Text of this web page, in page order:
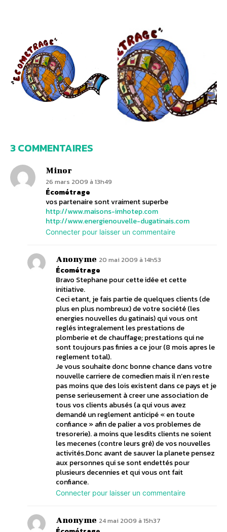
3 COMMENTAIRES
Minor
26 mars 2009 à 13h49
Écométrage
vos partenaire sont vraiment superbe
http://www.maisons-imhotep.com
http://www.energienouvelle-dugatinais.com
Connecter pour laisser un commentaire
Anonyme 20 mai 2009 à 14h53
Écométrage
Bravo Stephane pour cette idée et cette
initiative.
Ceci etant, je fais partie de quelques clients (de
plus en plus nombreux) de votre société (les
energies nouvelles du gatinais) qui vous ont
reglés integralement les prestations de
plomberie et de chauffage; prestations qui ne
sont toujours pas finies a ce jour (8 mois apres le
reglement total).
Je vous souhaite donc bonne chance dans votre
nouvelle carriere de comedien mais il n’en reste
pas moins que des lois existent dans ce pays et je
pense serieusement à creer une association de
tous vos clients abusés (a qui vous avez
demandé un reglement anticipé « en toute
confiance » afin de palier a vos problemes de
tresorerie). a moins que lesdits clients ne soient
les mecenes (contre leurs gré) de vos nouvelles
activités.Donc avant de sauver la planete pensez
aux personnes qui se sont endettés pour
plusieurs decennies et qui vous ont fait
confiance.
Connecter pour laisser un commentaire
Anonyme 24 mai 2009 à 15h37